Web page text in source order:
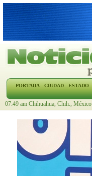
PORTADA CIUDAD ESTADO
07:49 am Chihuahua, Chih., México